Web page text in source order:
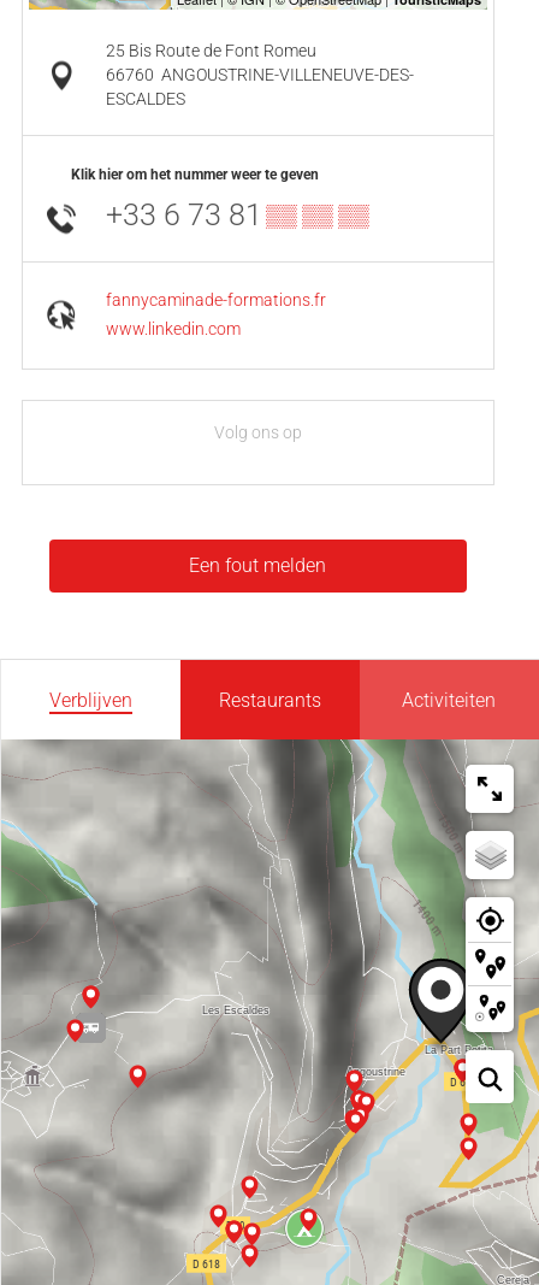
25 Bis Route de Font Romeu
66760 ANGOUSTRINE-VILLENEUVE-DES-
ESCALDES
Klik hier om het nummer weer te geven
+33 6 73 81 ▒▒ ▒▒ ▒▒
fannycaminade-formations.fr
www.linkedin.com
Volg ons op
Een fout melden
Verblijven Restaurants Activiteiten